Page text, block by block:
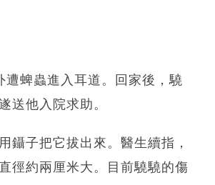
蜱蟲進入耳道。回家後，驍
送他入院求助。
鑷子把它拔出來。醫生續指，
徑約兩厘米大。目前驍驍的傷